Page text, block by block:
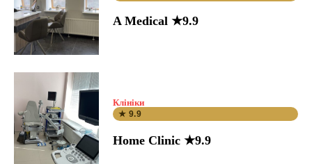
A Medical ★9.9
Клініки
★ 9.9
Home Clinic ★9.9